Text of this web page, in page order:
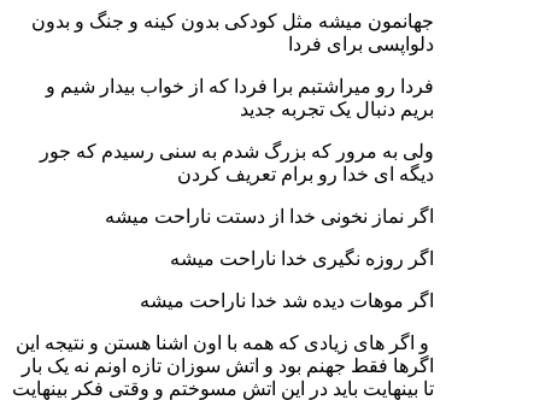
جهانمون میشه مثل کودکی بدون کینه و جنگ و بدون
دلواپسی برای فردا
فردا رو میراشتبم برا فردا که از خواب بیدار شیم و
بریم دنبال یک تجربه جدید
ولی به مرور که بزرگ شدم به سنی رسیدم که جور
دیگه ای خدا رو برام تعریف کردن
اگر نماز نخونی خدا از دستت ناراحت میشه
اگر روزه نگیری خدا ناراحت میشه
اگر موهات دیده شد خدا ناراحت میشه
و اگر های زیادی که همه با اون اشنا هستن و نتیجه این
اگرها فقط جهنم بود و اتش سوزان تازه اونم نه یک بار
تا بینهایت باید در این اتش مسوختم و وقتی فکر بینهایت